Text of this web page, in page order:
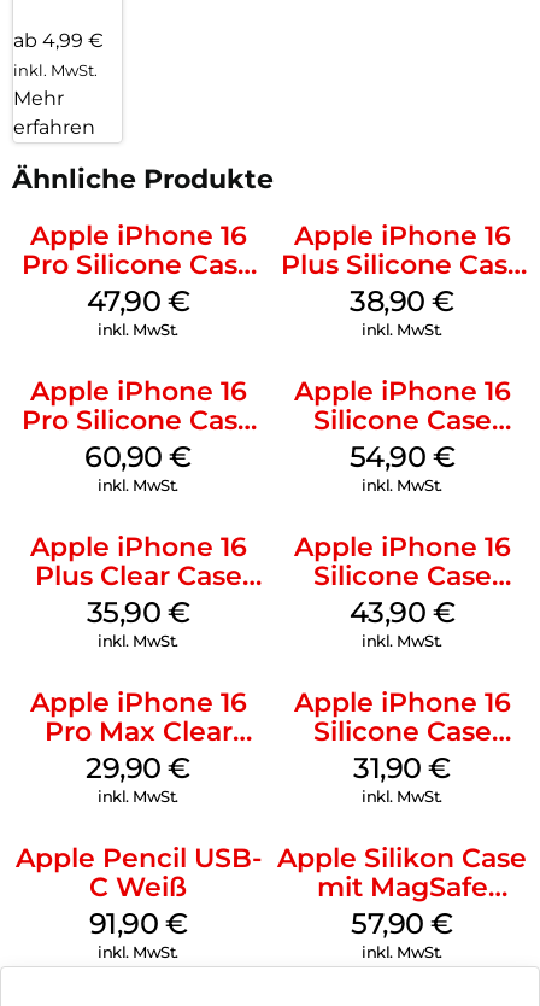
ab 4,99 €
inkl. MwSt.
Mehr
erfahren
Ähnliche Produkte
Apple iPhone 16
Pro Silicone Case
MagSafe Denim
47,90 €
inkl. MwSt.
Apple iPhone 16
Plus Silicone Case
MagSafe Denim
38,90€
inkl. MwSt.
Apple iPhone 16
Pro Silicone Case
MagSafe Stone
Gray
60,90€
inkl. MwSt.
Apple iPhone 16
Silicone Case
MagSafe Black
54,90 €
inkl. MwSt.
Apple iPhone 16
Plus Clear Case
MagSafe
Transparent
35,90 €
inkl. MwSt.
Apple iPhone 16
Silicone Case
MagSafe Plum
43,90 €
inkl. MwSt.
Apple iPhone 16
Pro Max Clear
Case MagSafe
Transparent
29,90€
inkl. MwSt.
Apple iPhone 16
Silicone Case
MagSafe Fuchsia
31,90€
inkl. MwSt.
Apple Pencil USB-
C Weiß
91,90 €
inkl. MwSt.
Apple Silikon Case
mit MagSafe
iPhone 14 Pro
(PRODUCT)RED
57,90€
inkl. MwSt.